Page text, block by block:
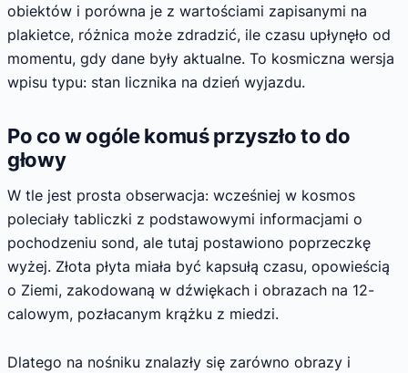
obiektów i porówna je z wartościami zapisanymi na
plakietce, różnica może zdradzić, ile czasu upłynęło od
momentu, gdy dane były aktualne. To kosmiczna wersja
wpisu typu: stan licznika na dzień wyjazdu.
Po co w ogóle komuś przyszło to do
głowy
W tle jest prosta obserwacja: wcześniej w kosmos
poleciały tabliczki z podstawowymi informacjami o
pochodzeniu sond, ale tutaj postawiono poprzeczkę
wyżej. Złota płyta miała być kapsułą czasu, opowieścią
o Ziemi, zakodowaną w dźwiękach i obrazach na 12-
calowym, pozłacanym krążku z miedzi.
Dlatego na nośniku znalazły się zarówno obrazy i